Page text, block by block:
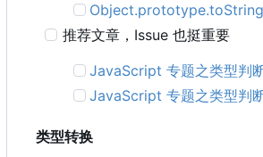
Object.prototype.toString
推荐文章 ， Issue 也挺重要
JavaScript 专题之类型判
JavaScript 专题之类型判
类型转换